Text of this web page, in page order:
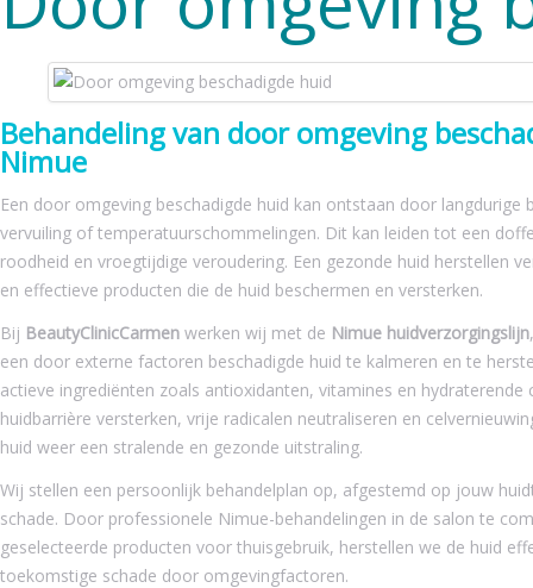
Behandeling van door omgeving
Nimue
Een door omgeving beschadigde huid kan ontstaan door langdurige
vervuiling of temperatuurschommelingen. Dit kan leiden tot een
roodheid en vroegtijdige veroudering. Een gezonde huid herstellen
en effectieve producten die de huid beschermen en versterken.
Bij BeautyClinicCarmen werken wij met de Nimue huidverzorgingslijn
een door externe factoren beschadigde huid te kalmeren en te
actieve ingrediënten zoals antioxidanten, vitamines en hydraterende
huidbarrière versterken, vrije radicalen neutraliseren en
huid weer een stralende en gezonde uitstraling.
Wij stellen een persoonlijk behandelplan op, afgestemd op jouw
schade. Door professionele Nimue-behandelingen in de salon te
geselecteerde producten voor thuisgebruik, herstellen we de huid
toekomstige schade door omgevingfactoren.